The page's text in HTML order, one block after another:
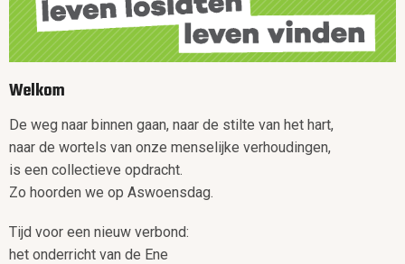
Welkom
De weg naar binnen gaan, naar de stilte van het hart,
naar de wortels van onze menselijke verhoudingen,
is een collectieve opdracht.
Zo hoorden we op Aswoensdag.
Tijd voor een nieuw verbond:
het onderricht van de Ene